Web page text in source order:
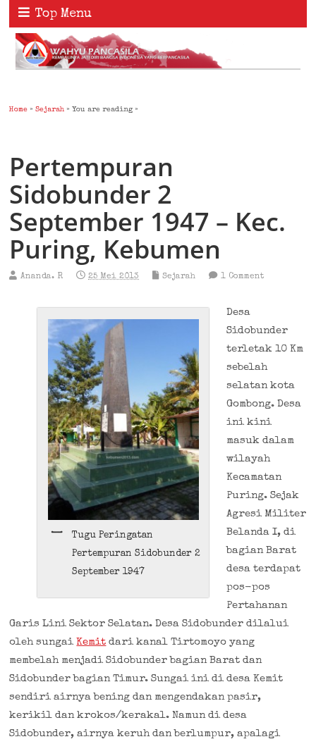
Top Menu
Home »Sejarah » You are reading »
Pertempuran
Sidobunder 2
September 1947 – Kec.
Puring, Kebumen
Ananda. R 25 Mei 2013 Sejarah 1 Comment
Tugu Peringatan
Pertempuran Sidobunder 2
September 1947
Desa
Sidobunder
terletak 10 Km
sebelah
selatan kota
Gombong. Desa
ini kini
masuk dalam
wilayah
Kecamatan
Puring. Sejak
Agresi Militer
Belanda I, di
bagian Barat
desa terdapat
pos-pos
Pertahanan
Garis Lini Sektor Selatan. Desa Sidobunder dilalui
oleh sungaiKemit dari kanal Tirtomoyo yang
membelah menjadi Sidobunder bagian Barat dan
Sidobunder bagian Timur. Sungai ini di desa Kemit
sendiri airnya bening dan mengendakan pasir,
kerikil dan krokos/kerakal. Namun di desa
Sidobunder, airnya keruh dan berlumpur, apalagi